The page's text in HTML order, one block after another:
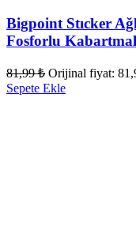
Bigpoint Stıcker
Fosforlu
81,99₺ Orijinal fiyat:
Sepete Ekle